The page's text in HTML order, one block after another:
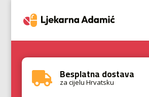
 Besplatna dostava
za cijelu Hrvatsku